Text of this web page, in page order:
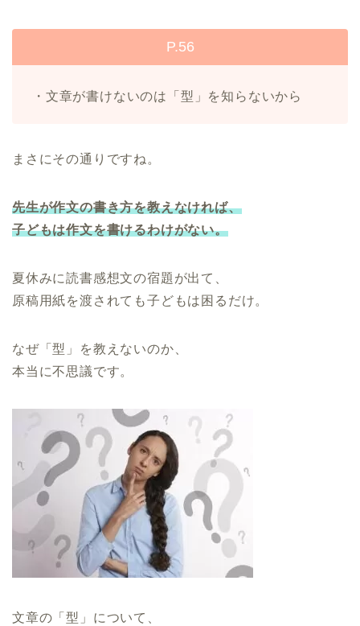
P.56
・文章が書けないのは「型」を知らないから
まさにその通りですね。
先生が作文の書き方を教えなければ、
子どもは作文を書けるわけがない。
夏休みに読書感想文の宿題が出て、
原稿用紙を渡されても子どもは困るだけ。
なぜ「型」を教えないのか、
本当に不思議です。
文章の「型」について、